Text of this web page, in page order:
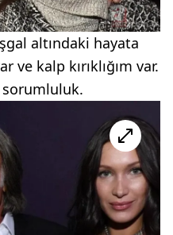
altındaki hayata
ve kalp kırıklığım var.
sorumluluk.